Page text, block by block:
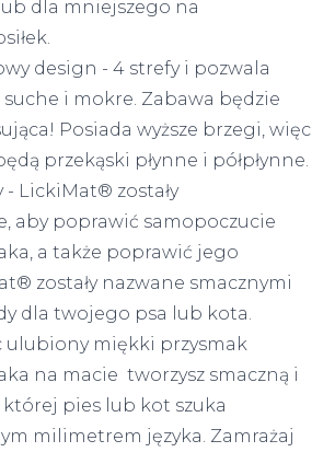
dla mniejszego na
design - 4 strefy i pozwala
suche i mokre. Zabawa będzie
Posiada wyższe brzegi, więc
przekąski płynne i półpłynne.
LickiMat® zostały
aby poprawić samopoczucie
a także poprawić jego
zostały nazwane smacznymi
dla twojego psa lub kota.
ulubiony miękki przysmak
na macie tworzysz smaczną i
której pies lub kot szuka
milimetrem języka. Zamrażaj